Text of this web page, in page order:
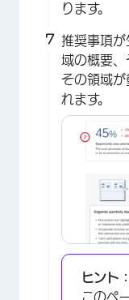
ります。
推奨事項が
域の概要、
その領域が
れます。
ヒント：
このペ